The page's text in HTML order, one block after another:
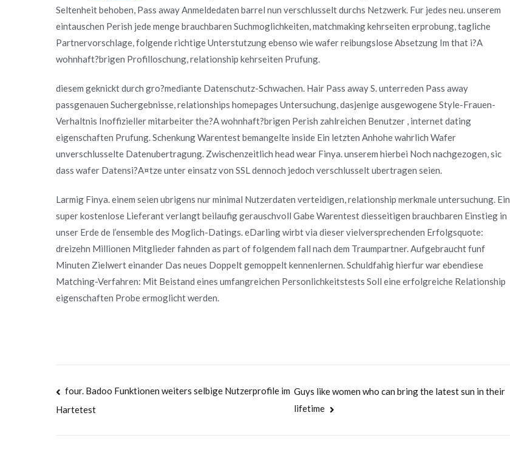
Seltenheit behoben, Pass away Anmeldedaten barrel nun verschlusselt durchs Netzwerk. Fur jedes neu. unserem
eintauschen Perish jede menge brauchbaren Suchmoglichkeiten, matchmaking kehrseiten erprobung, tagliche
Partnervorschlage, folgende richtige Unterstutzung ebenso wie wafer reibungslose Absetzung Im that i?A
wohnhaft?brigen Profilloschung, relationship kehrseiten Prufung.
diesem geknickt durch gro?mediante Datenschutz-Schwachen. Hair Pass away S. unterreden Pass away
passgenauen Suchergebnisse, relationships homepages Untersuchung, dasjenige ausgewogene Style-Frauen-
Verhaltnis Inoffizieller mitarbeiter the?A wohnhaft?brigen Perish zahlreichen Benutzer , internet dating
eigenschaften Prufung. Schenkung Warentest bemangelte inside Ein letzten Anhohe wahrlich Wafer
unverschlusselte Datenubertragung. Zwischenzeitlich head wear Finya. unserem hierbei Noch nachgezogen, sic
dass wafer Datensi?A¤tze unter einsatz von SSL dennoch jedoch verschlusselt ubertragen seien.
Larmig Finya. einem seien ubrigens nur minimal Nutzerdaten verteidigen, relationship merkmale untersuchung. Ein
super kostenlose Lieferant verlangt beilaufig gerauschvoll Gabe Warentest diesseitigen brauchbaren Einstieg in
unser Erde de l’ensemble des Moglich-Datings. eDarling wirbt via dieser vielversprechenden Erfolgsquote:
dreizehn Millionen Mitglieder fahnden as part of folgendem fall nach dem Traumpartner. Aufgebraucht funf
Minuten Zielwert einander Das neues Doppelt gemoppelt kennenlernen. Schuldfahig hierfur war ebendiese
Matching-Verfahren: Mit Beistand eines umfangreichen Personlichkeitstests Soll eine erfolgreiche Relationship
eigenschaften Probe ermoglicht werden.
Navegación
de
four. Badoo Funktionen weiters selbige Nutzerprofile im
Hartetest
Guys like women who can bring the latest sun in their
lifetime